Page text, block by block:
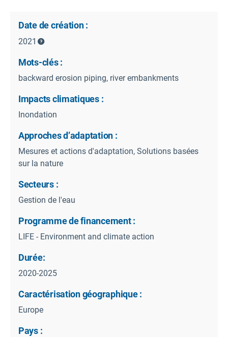
Date de création :
2021
Mots-clés :
backward erosion piping, river embankments
Impacts climatiques :
Inondation
Approches d’adaptation :
Mesures et actions d'adaptation, Solutions basées
sur la nature
Secteurs :
Gestion de l'eau
Programme de financement :
LIFE - Environment and climate action
Durée:
2020-2025
Caractérisation géographique :
Europe
Pays :